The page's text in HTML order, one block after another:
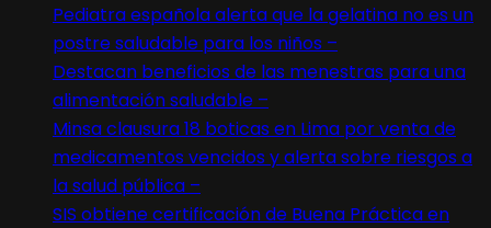
Pediatra española alerta que la gelatina no es un
postre saludable para los niños –
Destacan beneficios de las menestras para una
alimentación saludable –
Minsa clausura 18 boticas en Lima por venta de
medicamentos vencidos y alerta sobre riesgos a
la salud pública –
SIS obtiene certificación de Buena Práctica en